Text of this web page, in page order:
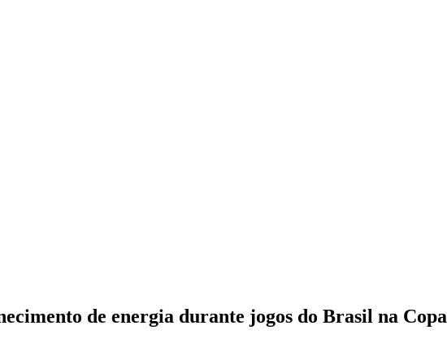
de energia durante jogos do Brasil na Copa